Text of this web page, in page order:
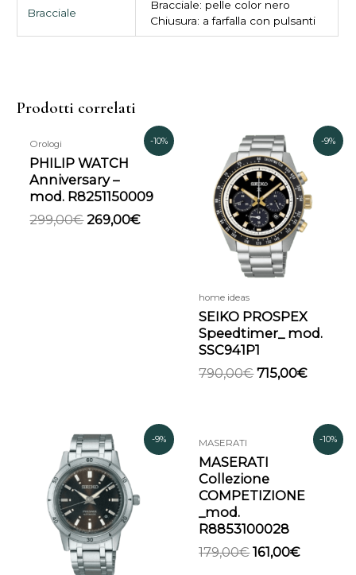
Bracciale
Bracciale: pelle color nero
Chiusura: a farfalla con pulsanti
Prodotti correlati
-10%
Orologi
PHILIP WATCH
Anniversary –
mod. R8251150009
299,00€
prezzo
originale
era:
299,00€.
269,00€
Il
prezzo
è:
269,00€.
-9%
home ideas
SEIKO PROSPEX
Speedtimer_ mod.
SSC941P1
790,00€
Il
prezzo
originale
era:
790,00€.
715,00€
Il
prezzo
-9%
Il
prezzo
originale
era:
590,00€.
Il
prezzo
-10%
MASERATI
MASERATI
Collezione
COMPETIZIONE
_mod.
R8853100028
179,00€
originale
era:
179,00€.
161,00€
prezzo
161,00€.